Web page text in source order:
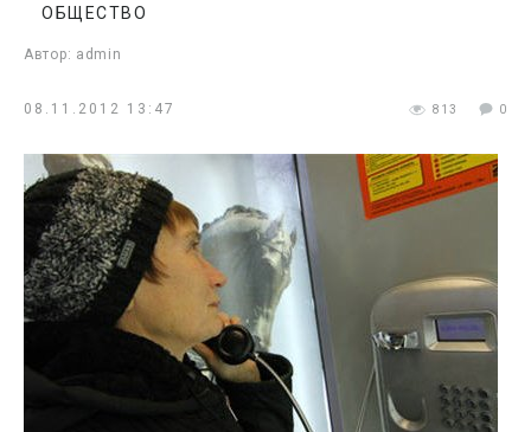
Автор: admin
ОБЩЕСТВО
08.11.2012 13:47 813 0